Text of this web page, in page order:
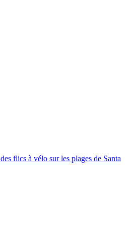
flics à vélo sur les plages de Santa